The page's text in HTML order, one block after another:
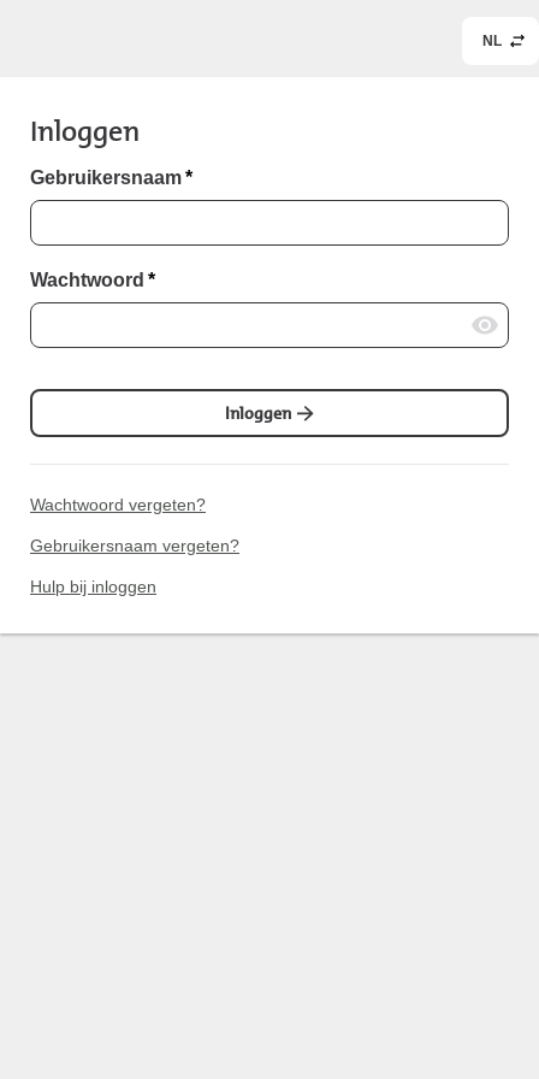
NL
Inloggen
Gebruikersnaam*
Wachtwoord *
Inloggen
Wachtwoord vergeten?
Gebruikersnaam vergeten?
Hulp bij inloggen